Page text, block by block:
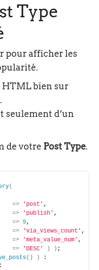
Type
pour afficher les
HTML bien sur
seulement d’un
de votre Post Type.
(
=> 'post' ,
=> 'publish' ,
=> 9,
=> 'via_views_count'
=> 'meta_value_num'
=> 'DESC' ) ) ;
( ) )
;